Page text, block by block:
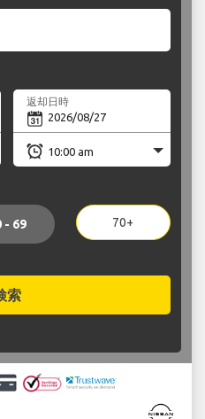
返却日時
- 69 70+
索